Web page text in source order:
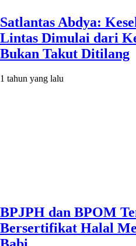
Satlantas Abdya:
Lintas Dimulai dari
Bukan Takut Ditilang
1 tahun yang lalu
BPJPH dan BPOM
Bersertifikat Halal